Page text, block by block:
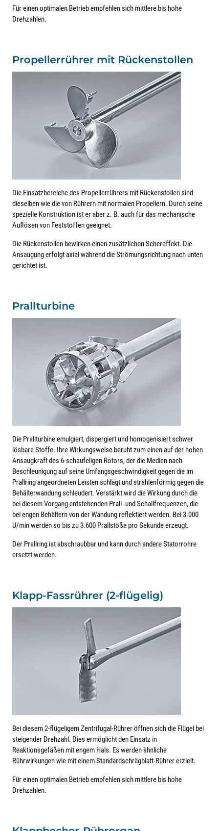
Für einen optimalen Betrieb empfehlen sich mittlere bis hohe
Drehzahlen.
Propellerrührer mit Rückenstollen
Die Einsatzbereiche des Propellerrührers mit Rückenstollen sind
dieselben wie die von Rührern mit normalen Propellern. Durch seine
spezielle Konstruktion ist er aber z. B. auch für das mechanische
Auflösen von Feststoffen geeignet.
Die Rückenstollen bewirken einen zusätzlichen Schereffekt. Die
Ansaugung erfolgt axial während die Strömungsrichtung nach unten
gerichtet ist.
Prallturbine
Die Prallturbine emulgiert, dispergiert und homogenisiert schwer
lösbare Stoffe. Ihre Wirkungsweise beruht zum einen auf der hohen
Ansaugkraft des 6-schaufeligen Rotors, der die Medien nach
Beschleunigung auf seine Umfangsgeschwindigkeit gegen die im
Prallring angeordneten Leisten schlägt und strahlenförmig gegen die
Behälterwandung schleudert. Verstärkt wird die Wirkung durch die
bei diesem Vorgang entstehenden Prall- und Schallfrequenzen, die
bei engen Behältern von der Wandung reflektiert werden. Bei 3.000
U/min werden so bis zu 3.600 Prallstöße pro Sekunde erzeugt.
Der Prallring ist abschraubbar und kann durch andere Statorrohre
ersetzt werden.
Klapp-Fassrührer (2-flügelig)
Bei diesem 2-flügeligem Zentrifugal-Rührer öffnen sich die Flügel bei
steigender Drehzahl. Dies ermöglicht den Einsatz in
Reaktionsgefäßen mit engem Hals. Es werden ähnliche
Rührwirkungen wie mit einem Standardschrägblatt-Rührer erzielt.
Für einen optimalen Betrieb empfehlen sich mittlere bis hohe
Drehzahlen.